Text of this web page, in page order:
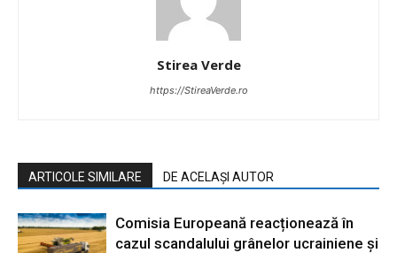
Stirea Verde
https://StireaVerde.ro
ARTICOLE SIMILARE DE ACELAȘI AUTOR
Comisia Europeană reacționează în
cazul scandalului grânelor ucrainiene și